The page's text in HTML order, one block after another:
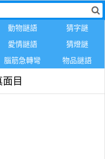
動物謎語
猜字謎
愛情謎語
猜燈謎
腦筋急轉彎 物品謎語
目